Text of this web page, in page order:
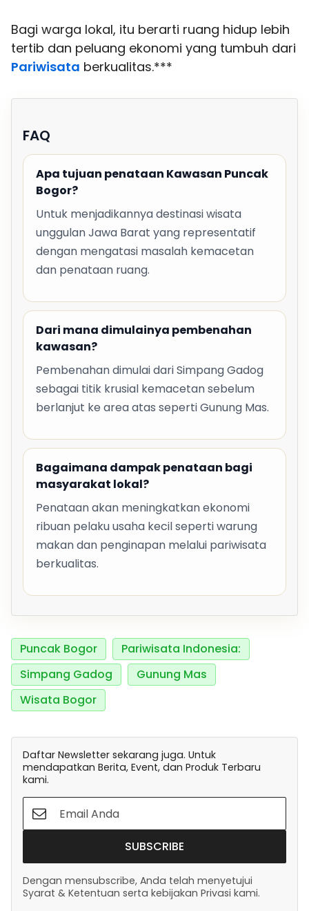
Bagi warga lokal, itu berarti ruang hidup lebih
tertib dan peluang ekonomi yang tumbuh dari
Pariwisata berkualitas.***
FAQ
Apa tujuan penataan Kawasan Puncak
Bogor?
Untuk menjadikannya destinasi wisata
unggulan Jawa Barat yang representatif
dengan mengatasi masalah kemacetan
dan penataan ruang.
Dari mana dimulainya pembenahan
kawasan?
Pembenahan dimulai dari Simpang Gadog
sebagai titik krusial kemacetan sebelum
berlanjut ke area atas seperti Gunung Mas.
Bagaimana dampak penataan bagi
masyarakat lokal?
Penataan akan meningkatkan ekonomi
ribuan pelaku usaha kecil seperti warung
makan dan penginapan melalui pariwisata
berkualitas.
Puncak Bogor
Pariwisata Indonesia:
Simpang Gadog
Gunung Mas
Wisata Bogor
Daftar Newsletter sekarang juga. Untuk
mendapatkan Berita, Event, dan Produk Terbaru
kami.
SUBSCRIBE
Dengan mensubscribe, Anda telah menyetujui
Syarat & Ketentuan serta kebijakan Privasi kami.